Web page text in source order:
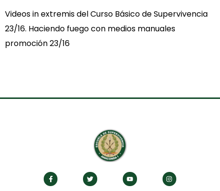
Videos in extremis del Curso Básico de Supervivencia
23/16. Haciendo fuego con medios manuales
promoción 23/16